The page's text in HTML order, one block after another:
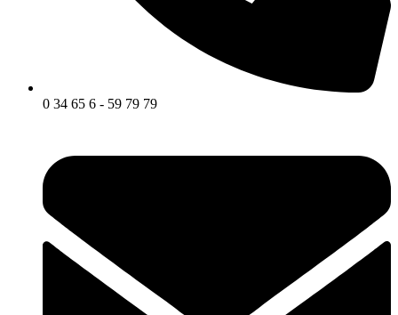
0 34 65 6 - 59 79 79